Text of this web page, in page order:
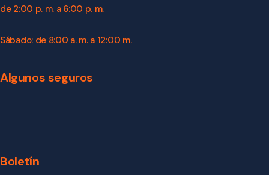
de 2:00 p. m. a 6:00 p. m.
Sábado: de 8:00 a. m. a 12:00 m.
Algunos seguros
Boletín